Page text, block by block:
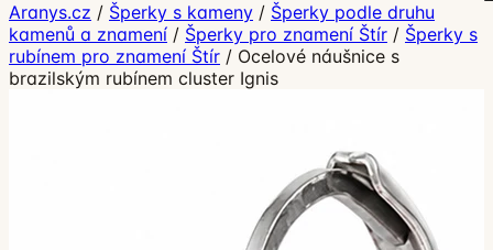
Aranys.cz / Šperky s kameny / Šperky podle druhu
kamenů a znamení / Šperky pro znamení Štír / Šperky s
rubínem pro znamení Štír / Ocelové náušnice s
brazilským rubínem cluster Ignis